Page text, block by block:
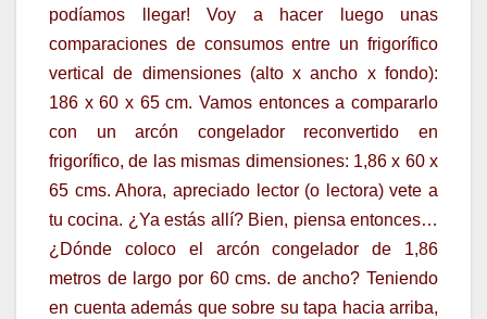
podíamos llegar! Voy a hacer luego unas
comparaciones de consumos entre un frigorífico
vertical de dimensiones (alto x ancho x fondo):
186 x 60 x 65 cm. Vamos entonces a compararlo
con un arcón congelador reconvertido en
frigorífico, de las mismas dimensiones: 1,86 x 60 x
65 cms. Ahora, apreciado lector (o lectora) vete a
tu cocina. ¿Ya estás allí? Bien, piensa entonces…
¿Dónde coloco el arcón congelador de 1,86
metros de largo por 60 cms. de ancho? Teniendo
en cuenta además que sobre su tapa hacia arriba,